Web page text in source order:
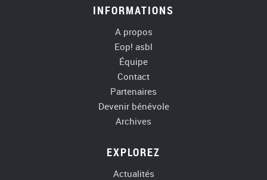
INFORMATIONS
A propos
Eop! asbl
Équipe
Contact
Partenaires
Devenir bénévole
Archives
EXPLOREZ
Actualités